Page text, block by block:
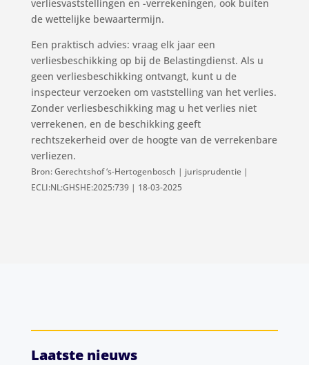
verliesvaststellingen en -verrekeningen, ook buiten
de wettelijke bewaartermijn.
Een praktisch advies: vraag elk jaar een
verliesbeschikking op bij de Belastingdienst. Als u
geen verliesbeschikking ontvangt, kunt u de
inspecteur verzoeken om vaststelling van het verlies.
Zonder verliesbeschikking mag u het verlies niet
verrekenen, en de beschikking geeft
rechtszekerheid over de hoogte van de verrekenbare
verliezen.
Bron: Gerechtshof ‘s-Hertogenbosch | jurisprudentie |
ECLI:NL:GHSHE:2025:739 | 18-03-2025
Laatste nieuws